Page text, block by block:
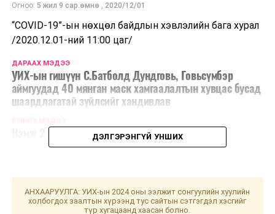
Огноо: 5 жил 9 сар.өмнө , 2020/12/01
“COVID-19”-ын нөхцөл байдлын хэвлэлийн бага хурал
/2020.12.01-ний 11:00 цаг/
ДАРААХ МЭДЭЭ
УИХ-ын гишүүн С.Батболд Дундговь, Говьсүмбэр
аймгуудад 40 мянган маск хамгаалалтын хувцас бусад
шаардлагатай зүйлсийг хандивлав
Нэмж 2 цэгт түргэвчилсэн шинжилгээ авна
ДЭЛГЭРЭНГҮЙ УНШИХ
АНХААРУУЛГА: УИХ-ын 2024 оны ээлжит сонгуулийн хуулийн
холбогдох заалтын хүрээнд тус сайтын сэтгэгдэл хэсгийг
түр хугацаанд хаасан болно.